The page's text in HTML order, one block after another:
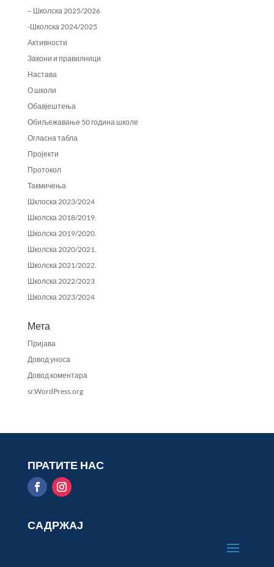
– Школска 2025/2026
-Школска 2024/2025
Активности
Закони и правилници
Настава
О школи
Обавјештења
Обиљежавање 50 година школе
Огласна табла
Пројекти
Протокол
Такмичења
Шклоска 2023/2024
Школска 2018/2019.
Школска 2019/2020.
Школска 2020/2021.
Школска 2021/2022.
Школска 2022/2023
Школска 2023/2024
Мета
Пријава
Довод уноса
Довод коментара
sr.WordPress.org
ПРАТИТЕ НАС
САДРЖАЈ